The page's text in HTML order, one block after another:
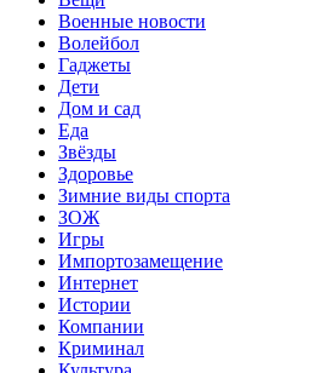
Военные новости
Волейбол
Гаджеты
Дети
Дом и сад
Еда
Звёзды
Здоровье
Зимние виды спорта
ЗОЖ
Игры
Импортозамещение
Интернет
Истории
Компании
Криминал